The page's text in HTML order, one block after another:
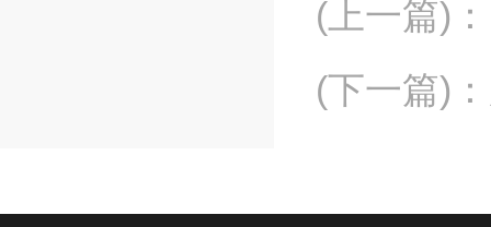
(上一篇) ：
(下一篇) ：